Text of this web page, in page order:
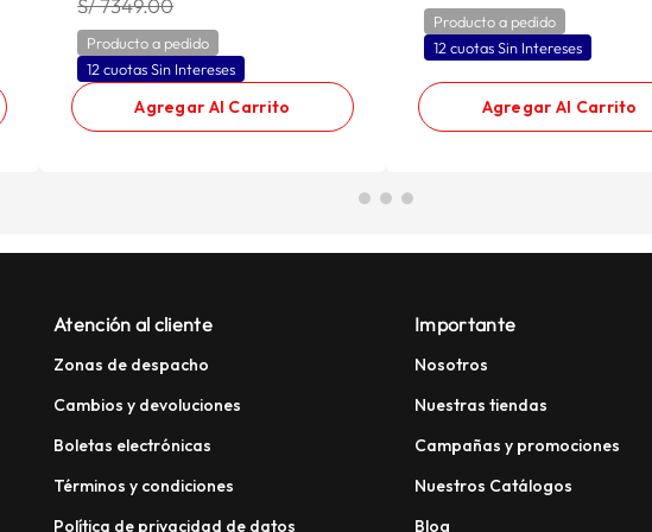
S/ 7349.00
Producto a pedido
12 cuotas Sin Intereses
Agregar Al Carrito
Producto a pedido
12 cuotas Sin Intereses
Agregar Al Carrito
Atención al cliente
Zonas de despacho
Cambios y devoluciones
Boletas electrónicas
Términos y condiciones
Política de privacidad de datos
Importante
Nosotros
Nuestras tiendas
Campañas y promociones
Nuestros Catálogos
Blog